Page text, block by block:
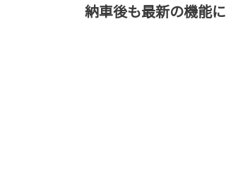
納車後も最新の機能に